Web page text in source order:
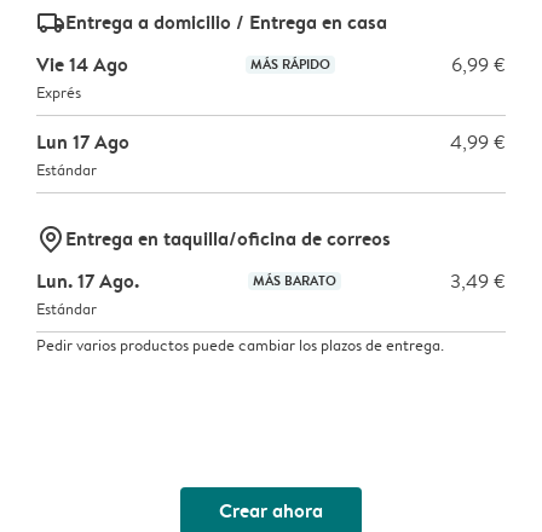
delivery_standard_v2Entrega a domicilio / Entrega en casa
Vie 14 Ago
MÁS RÁPIDO 6,99 €
Exprés
Lun 17 Ago 4,99 €
Estándar
marker-pinEntrega en taquilla/oficina de correos
Lun. 17 Ago.
MÁS BARATO 3,49 €
Estándar
Pedir varios productos puede cambiar los plazos de entrega.
Crear ahora